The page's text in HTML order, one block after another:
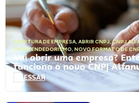
ABERTURA DE EMPRESA, ABRIR CNPJ,CNPJ
EMPREENDEDORISMO, NOVO FORMATO DE
Vai abrir uma empresa?
funciona o novo CNPJ
ACESSAR